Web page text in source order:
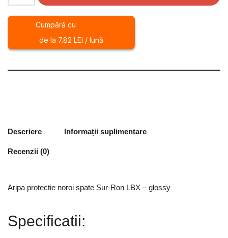
Cumpără cu
de la 7.82 LEI / lună
Descriere Informații suplimentare
Recenzii (0)
Aripa protectie noroi spate Sur-Ron LBX – glossy
Specificatii: